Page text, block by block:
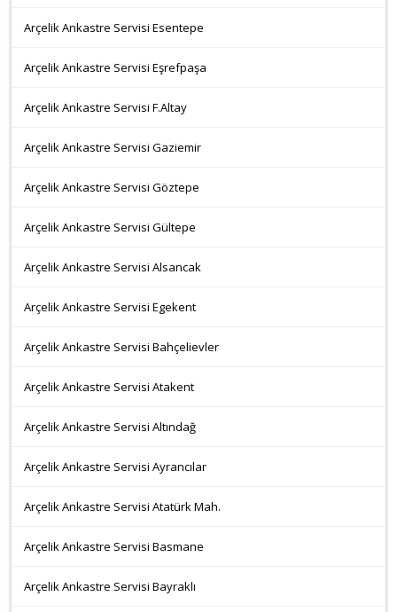
Arçelik Ankastre Servisi Esentepe
Arçelik Ankastre Servisi Eşrefpaşa
Arçelik Ankastre Servisi F.Altay
Arçelik Ankastre Servisi Gaziemir
Arçelik Ankastre Servisi Göztepe
Arçelik Ankastre Servisi Gültepe
Arçelik Ankastre Servisi Alsancak
Arçelik Ankastre Servisi Egekent
Arçelik Ankastre Servisi Bahçelievler
Arçelik Ankastre Servisi Atakent
Arçelik Ankastre Servisi Altındağ
Arçelik Ankastre Servisi Ayrancılar
Arçelik Ankastre Servisi Atatürk Mah.
Arçelik Ankastre Servisi Basmane
Arçelik Ankastre Servisi Bayraklı